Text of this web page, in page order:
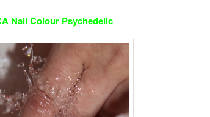
Nail Colour Psychedelic